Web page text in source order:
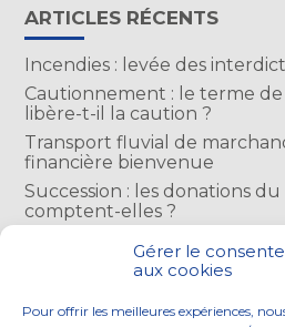
Gérer le
aux cookies
Pour offrir les meilleures expériences,
ARTICLES RÉCENTS
Incendies : levée des
Cautionnement : le terme
libère-t-il la caution ?
Transport fluvial de
financière bienvenue
Succession : les donations
comptent-elles ?
Encadrement des loyers :
COMMENTAIRES RÉCENTS